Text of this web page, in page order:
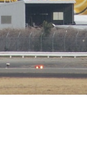
８号
グルメ